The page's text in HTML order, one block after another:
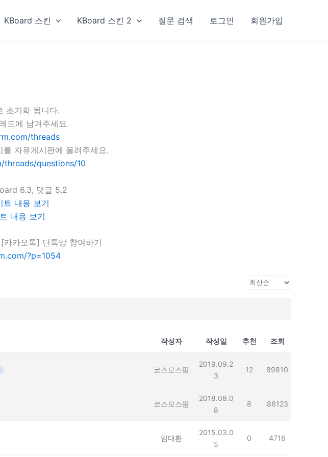
KBoard 스킨 KBoard 스킨 2 질문 검색 로그인 회원가입
초기화 됩니다.
드에 남겨주세요.
threads
자유게시판에 올려주세요.
questions/10
6.3, 댓글 5.2
트 내용 보기
내용 보기
카오톡] 단톡방 참여하기
?p=1054
작성자 작성일 추천 조회
코스모스팜
2019.09.2
3
12 89810
코스모스팜
2018.08.0
8
8 86123
임대환
2015.03.0
5
0 4716